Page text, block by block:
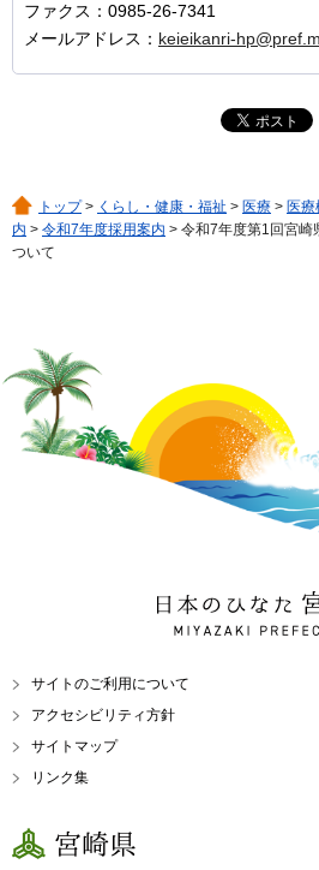
ファクス：0985-26-7341
メールアドレス： keieikanri-
トップ> くらし・健康・福祉 > 医療 > 医療
内 > 令和7年度採用案内 > 令和7年度第1回宮崎
ついて
日本のひなた 宮崎県
MIYAZAKI
サイトのご利用について
アクセシビリティ方針
サイトマップ
リンク集
宮崎県